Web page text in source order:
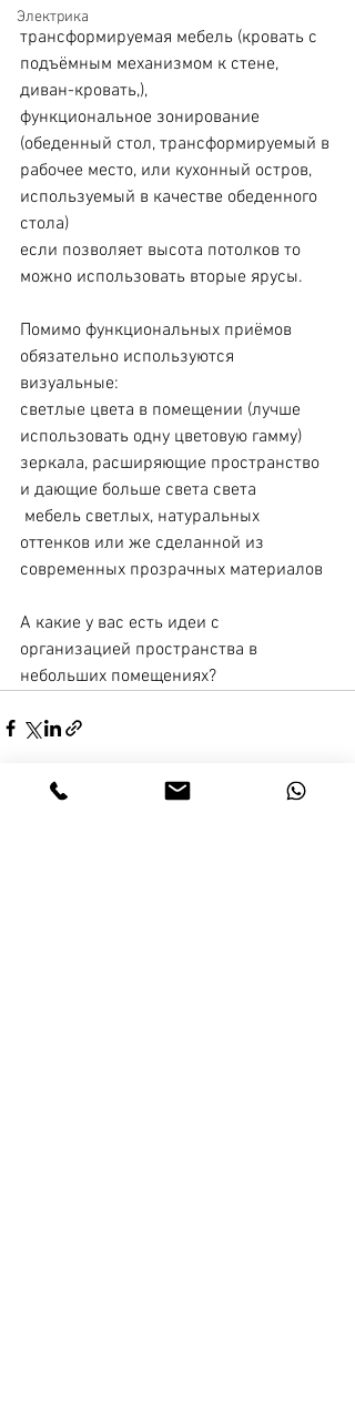
Электрика
трансформируемая мебель (кровать с
подъёмным механизмом к стене,
диван-кровать,),
функциональное зонирование
(обеденный стол, трансформируемый в
рабочее место, или кухонный остров,
используемый в качестве обеденного
стола)
если позволяет высота потолков то
можно использовать вторые ярусы.
Помимо функциональных приёмов
обязательно используются
визуальные:
светлые цвета в помещении (лучше
использовать одну цветовую гамму)
зеркала, расширяющие пространство
и дающие больше света света
оттенков или же сделанной из
современных прозрачных материалов
А какие у вас есть идеи с
организацией пространства в
небольших помещениях?